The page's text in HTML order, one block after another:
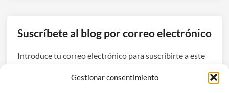
Gestionar consentimiento
Suscríbete al blog por correo electrónico
Introduce tu correo electrónico para suscribirte a este